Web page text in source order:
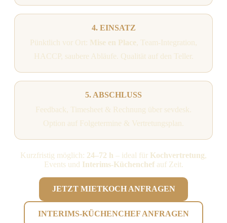
4. EINSATZ
Pünktlich vor Ort: Mise en Place, Team-Integration,
HACCP, saubere Abläufe. Qualität auf den Teller.
5. ABSCHLUSS
Feedback, Timesheet & Rechnung über sevdesk.
Option auf Folgetermine & Vertretungsplan.
Kurzfristig möglich: 24–72 h – ideal für Kochvertretung,
Events und Interims-Küchenchefauf Zeit.
JETZT MIETKOCH ANFRAGEN
INTERIMS-KÜCHENCHEF ANFRAGEN